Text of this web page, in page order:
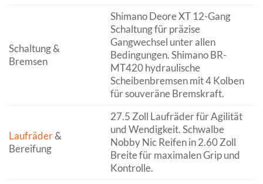
Schaltung &
Bremsen
Shimano Deore XT 12-Gang
Schaltung für präzise
Gangwechsel unter allen
Bedingungen. Shimano BR-
MT420 hydraulische
Scheibenbremsen mit 4 Kolben
für souveräne Bremskraft.
Laufräder&
Bereifung
27.5 Zoll Laufräder für Agilität
und Wendigkeit. Schwalbe
Nobby Nic Reifen in 2.60 Zoll
Breite für maximalen Grip und
Kontrolle.